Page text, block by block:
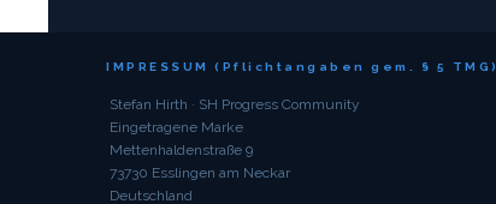
IMPRESSUM (Pflichtangaben gem. § 5 TMG)
Stefan Hirth · SH Progress Community
Eingetragene Marke
Mettenhaldenstraße 9
73730 Esslingen am Neckar
Deutschland